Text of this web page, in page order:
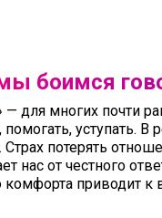
боимся
— для многих почти
помогать, уступать.
потерять
нас от честного
комфорта приводит